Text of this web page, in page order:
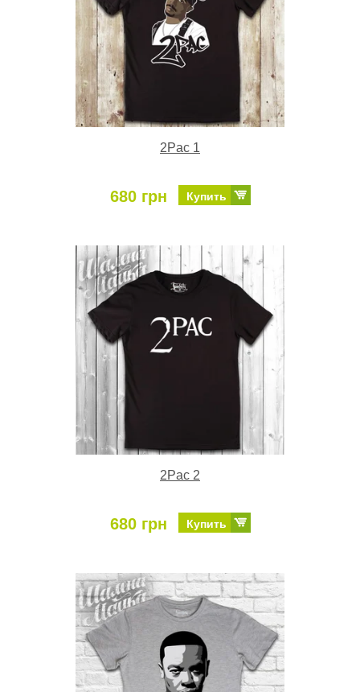
2Pac 1
680 грн Купить
2Pac 2
680 грн Купить